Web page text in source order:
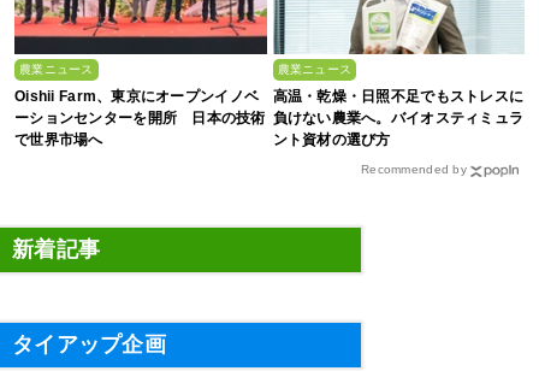
農業ニュース
Oishii Farm、東京にオープンイノベ
ーションセンターを開所 日本の技術
で世界市場へ
農業ニュース
高温・乾燥・日照不足でもストレスに
負けない農業へ。バイオスティミュラ
ント資材の選び方
Recommended by
新着記事
タイアップ企画